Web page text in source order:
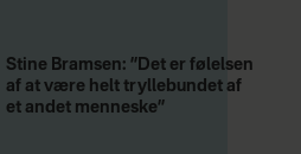
Stine Bramsen: ”Det er følelsen
af at være helt tryllebundet af
et andet menneske”